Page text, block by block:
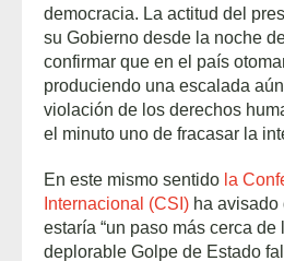
democracia. La actitud del
su Gobierno desde la noche
confirmar que en el país
produciendo una escalada
violación de los derechos
el minuto uno de fracasar la
En este mismo sentido la
Internacional (CSI) ha avisado
estaría “un paso más cerca de
deplorable Golpe de Estado